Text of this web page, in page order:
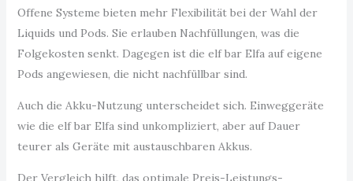
Offene Systeme bieten mehr Flexibilität bei der Wahl der
Liquids und Pods. Sie erlauben Nachfüllungen, was die
Folgekosten senkt. Dagegen ist die elf bar Elfa auf eigene
Pods angewiesen, die nicht nachfüllbar sind.
Auch die Akku-Nutzung unterscheidet sich. Einweggeräte
wie die elf bar Elfa sind unkompliziert, aber auf Dauer
teurer als Geräte mit austauschbaren Akkus.
Der Vergleich hilft, das optimale Preis-Leistungs-